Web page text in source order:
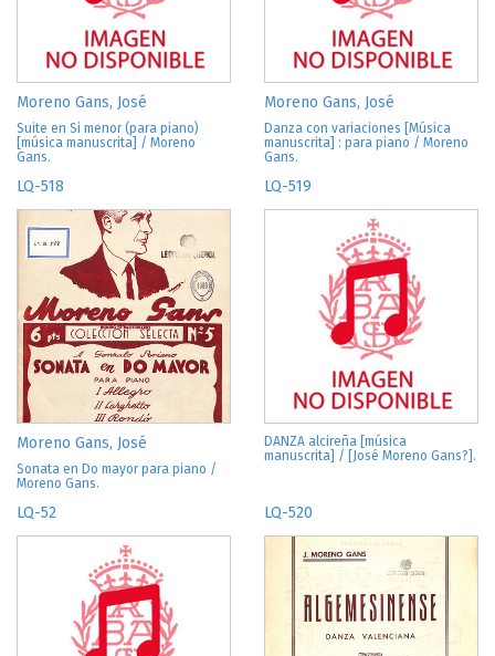
Moreno Gans, José
Suite en Si menor (para piano)
[música manuscrita] / Moreno
Gans.
Moreno Gans, José
Danza con variaciones [Música
manuscrita] : para piano / Moreno
Gans.
LQ-518
Moreno Gans, José
Sonata en Do mayor para piano /
Moreno Gans.
LQ-519
DANZA alcireña [música
manuscrita] / [José Moreno Gans?].
LQ-52 LQ-520